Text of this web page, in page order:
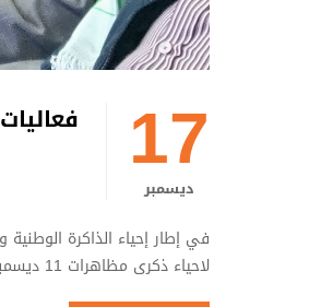
17
ديسمبر
فعاليات
لاحياء ذكرى مظاهرات 11 ديسمبر 1960، تحت شعار ” انتفاضة شعب “ أشرف …